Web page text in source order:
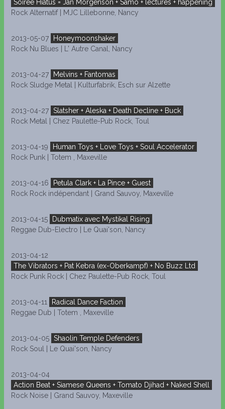
Soirée Hiatus = Jan Mörgenson + Samo + lectures + happening
Rock Alternatif | MJC Lillebonne, Nancy
2013-05-07
Honeymoonshaker
Rock Nu Blues | L' Autre Canal, Nancy
2013-04-27
Melvins + Fantomas
Rock Sludge Metal | Kulturfabrik, Esch sur Alzette
2013-04-27 Slatsher + Aleska + Death Decline + Buck
Rock Metal | Chez Paulette-Pub Rock, Toul
2013-04-19
Human Toys + Love Toys + Soul Accelerator
Rock Punk | Totem , Maxeville
2013-04-16
Petula Clark + La Pince + Guest
Rock Rock indépendant | Grand Sauvoy, Maxeville
2013-04-15
Dubmatix avec Mystikal Rising
Reggae Dub-Electro | Le Quai'son, Nancy
2013-04-12
The Vibrators + Pat Kebra (ex-Oberkampf) + No Buzz Ltd
Rock Punk Rock | Chez Paulette-Pub Rock, Toul
2013-04-11
Radical Dance Faction
Reggae Dub | Totem , Maxeville
2013-04-05 Shaolin Temple Defenders
Rock Soul | Le Quai'son, Nancy
2013-04-04
Action Beat + Siamese Queens + Tomato Djihad + Naked Shell
Rock Noise | Grand Sauvoy, Maxeville